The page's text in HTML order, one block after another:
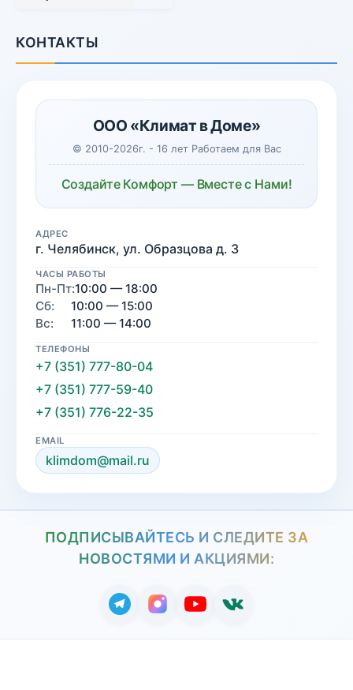
КОНТАКТЫ
ООО «Климат в Доме»
© 2010-2026г. - 16 лет Работаем для Вас
Создайте Комфорт — Вместе с Нами!
АДРЕС
г. Челябинск, ул. Образцова д. 3
ЧАСЫ РАБОТЫ
Пн-Пт:10:00 — 18:00
Сб:
10:00 — 15:00
Вс:
11:00 — 14:00
ТЕЛЕФОНЫ
+7 (351) 777-80-04
+7 (351) 777-59-40
+7 (351) 776-22-35
EMAIL
klimdom@mail.ru
ПОДПИСЫВАЙТЕСЬ И СЛЕДИТЕ ЗА
НОВОСТЯМИ И АКЦИЯМИ: